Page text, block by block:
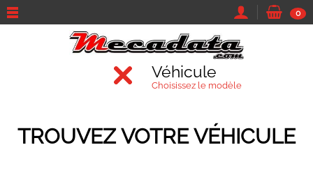
0
Véhicule
Choisissez le modèle
TROUVEZ VOTRE VÉHICULE